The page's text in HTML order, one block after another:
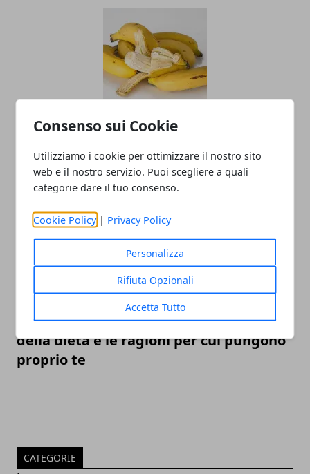
Consenso sui Cookie
Utilizziamo i cookie per ottimizzare il nostro sito
web e il nostro servizio. Puoi scegliere a quali
categorie dare il tuo consenso.
Cookie Policy | Privacy Policy
Personalizza
Rifiuta Opzionali
Accetta Tutto
La verità sulla buccia di banane e
avocado: perché non dovresti ignorare
la pulizia
Come tenere lontane le zanzare: il ruolo
della dieta e le ragioni per cui pungono
proprio te
CATEGORIE